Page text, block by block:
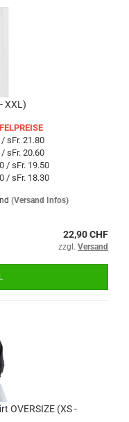
XXL)
sFr. 21.80
sFr. 20.60
/ sFr. 19.50
/ sFr. 18.30
(Versand Infos)
22,90 CHF
zzgl. Versand
OVERSIZE (XS -